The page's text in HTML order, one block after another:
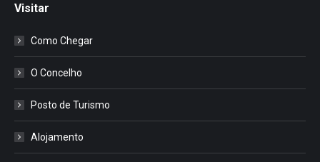
Visitar
Como Chegar
O Concelho
Posto de Turismo
Alojamento